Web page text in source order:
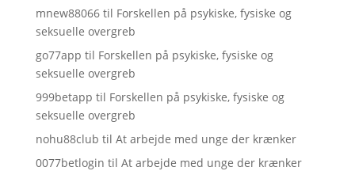
mnew88066til Forskellen på psykiske, fysiske og
seksuelle overgreb
go77app til Forskellen på psykiske, fysiske og
seksuelle overgreb
999betapp til Forskellen på psykiske, fysiske og
seksuelle overgreb
nohu88club til At arbejde med unge der krænker
0077betlogin til At arbejde med unge der krænker